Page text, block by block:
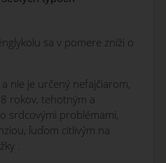
sa v pomere zníži o
nie je určený nefajčiarom,
rokov, tehotným a
srdcovými problémami,
ľuďom citlivým na
.